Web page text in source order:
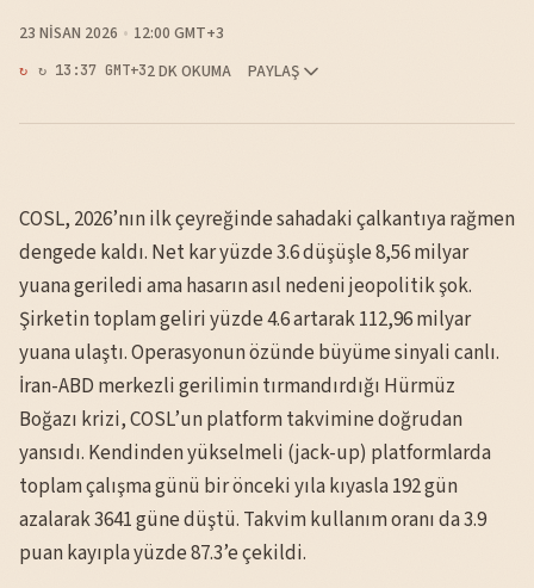
23 NISAN 2026 12:00 GMT+3
↻ 13:37 GMT+32 DK OKUMA PAYLAŞ
COSL, 2026’nın ilk çeyreğinde sahadaki çalkantıya rağmen
dengede kaldı. Net kar yüzde 3.6 düşüşle 8,56 milyar
yuana geriledi ama hasarın asıl nedeni jeopolitik şok.
Şirketin toplam geliri yüzde 4.6 artarak 112,96 milyar
yuana ulaştı. Operasyonun özünde büyüme sinyali canlı.
İran-ABD merkezli gerilimin tırmandırdığı Hürmüz
Boğazı krizi, COSL’un platform takvimine doğrudan
yansıdı. Kendinden yükselmeli (jack-up) platformlarda
toplam çalışma günü bir önceki yıla kıyasla 192 gün
azalarak 3641 güne düştü. Takvim kullanım oranı da 3.9
puan kayıpla yüzde 87.3’e çekildi.